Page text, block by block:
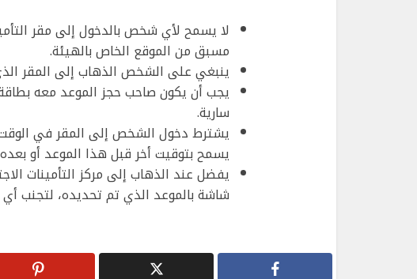
لا يسمح لأي شخص بالدخول إلى مقر
مسبق من الموقع الخاص بالهيئة.
ينبغي على الشخص الذهاب إلى المقر
يجب أن يكون صاحب حجز الموعد معه
سارية.
يشترط دخول الشخص إلى المقر في
يسمح بتوقيت أخر قبل هذا الموعد أو
يفضل عند الذهاب إلى مركز التأمينات
شاشة بالموعد الذي تم تحديده، لتجنب